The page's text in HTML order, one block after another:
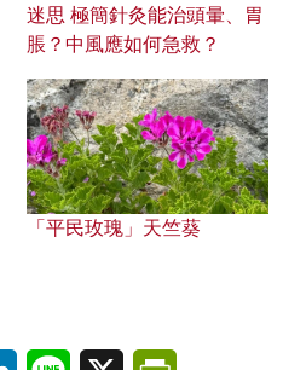
迷思 極簡針灸能治頭暈、胃
脹？中風應如何急救？
「平民玫瑰」天竺葵
LinkedInLine X